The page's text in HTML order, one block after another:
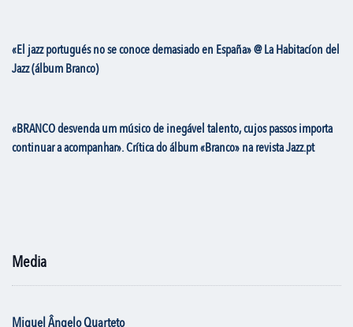
«El jazz portugués no se conoce demasiado en España» @ La Habitacíon del
Jazz (álbum Branco)
«BRANCO desvenda um músico de inegável talento, cujos passos importa
continuar a acompanhar». Crítica do álbum «Branco» na revista Jazz.pt
Media
Miguel Ângelo Quarteto